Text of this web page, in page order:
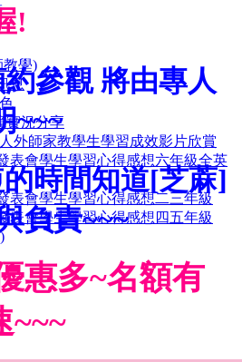
教學)
息
實況分享
外師家教學生學習成效影片欣賞
表會學生學習心得感想六年級全英
表會學生學習心得感想二三年級
表會學生學習心得感想四五年級
!
參觀 將由專人
~~~
時間知道[芝蔴]
負責~~~
惠多~名額有
~~~